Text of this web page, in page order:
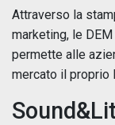
Attraverso la
marketing, le
permette alle
mercato il proprio